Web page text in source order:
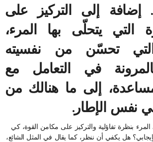
إضافة إلى التركيز على
التي يتحلّى بها المرء،
التي تحسّن من نفسيته
في التعامل مع
إلى ما هنالك من
نفس الإطار.
هل يكفي أن ننظر، كما يقال في المثل الشائع،